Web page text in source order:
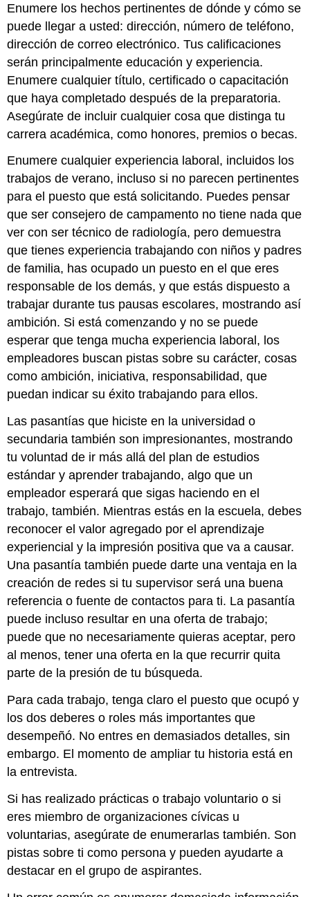
Enumere los hechos pertinentes de dónde y cómo se
puede llegar a usted: dirección, número de teléfono,
dirección de correo electrónico. Tus calificaciones
serán principalmente educación y experiencia.
Enumere cualquier título, certificado o capacitación
que haya completado después de la preparatoria.
Asegúrate de incluir cualquier cosa que distinga tu
carrera académica, como honores, premios o becas.
Enumere cualquier experiencia laboral, incluidos los
trabajos de verano, incluso si no parecen pertinentes
para el puesto que está solicitando. Puedes pensar
que ser consejero de campamento no tiene nada que
ver con ser técnico de radiología, pero demuestra
que tienes experiencia trabajando con niños y padres
de familia, has ocupado un puesto en el que eres
responsable de los demás, y que estás dispuesto a
trabajar durante tus pausas escolares, mostrando así
ambición. Si está comenzando y no se puede
esperar que tenga mucha experiencia laboral, los
empleadores buscan pistas sobre su carácter, cosas
como ambición, iniciativa, responsabilidad, que
puedan indicar su éxito trabajando para ellos.
Las pasantías que hiciste en la universidad o
secundaria también son impresionantes, mostrando
tu voluntad de ir más allá del plan de estudios
estándar y aprender trabajando, algo que un
empleador esperará que sigas haciendo en el
trabajo, también. Mientras estás en la escuela, debes
reconocer el valor agregado por el aprendizaje
experiencial y la impresión positiva que va a causar.
Una pasantía también puede darte una ventaja en la
creación de redes si tu supervisor será una buena
referencia o fuente de contactos para ti. La pasantía
puede incluso resultar en una oferta de trabajo;
puede que no necesariamente quieras aceptar, pero
al menos, tener una oferta en la que recurrir quita
parte de la presión de tu búsqueda.
Para cada trabajo, tenga claro el puesto que ocupó y
los dos deberes o roles más importantes que
desempeñó. No entres en demasiados detalles, sin
embargo. El momento de ampliar tu historia está en
la entrevista.
Si has realizado prácticas o trabajo voluntario o si
eres miembro de organizaciones cívicas u
voluntarias, asegúrate de enumerarlas también. Son
pistas sobre ti como persona y pueden ayudarte a
destacar en el grupo de aspirantes.